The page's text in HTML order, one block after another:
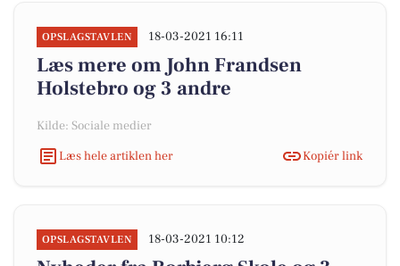
OPSLAGSTAVLEN 18-03-2021 16:11
Læs mere om John Frandsen
Holstebro og 3 andre
Kilde: Sociale medier
Læs hele artiklen her
Kopiér link
OPSLAGSTAVLEN 18-03-2021 10:12